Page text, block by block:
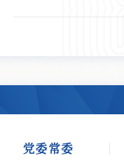
党委常委